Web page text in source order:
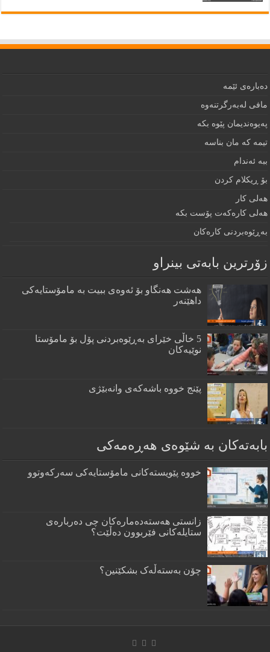
دەبارەى ئێمە
مافى لەبەرگرتنەوە
په‌يوه‌نديمان پێوه‌ بكه‌‌
تيمه كه مان بناسه
ببه‌ ئه‌ندام
بۆ ڕيكلام كردن
هه‌لی كار
هەلی کارەکەت پۆست بکە
به‌ڕێوه‌بردنى كاره‌كان
زۆرترين بابه‌تى بينراو
هەشت هەنگاو بۆ ئەوەی ببیت بە مامۆستایەکی
داهێنەر
5 خاڵی خێرای به‌ڕێوه‌بردنی پۆل بۆ مامۆستا
نوێیه‌كان
پێنج خووه‌ باشه‌كه‌ی وانه‌بێژی
بابەتەکان بە شێوەی هەڕەمەکی
خووە پێویستەکانی مامۆستایەکی سەرکەوتوو
زانستى هەستەدەمارەكان چى دەربارەى
ستايلەكانى فێربوون دەڵێت؟
چۆن بەستەڵەک بشکێنین؟